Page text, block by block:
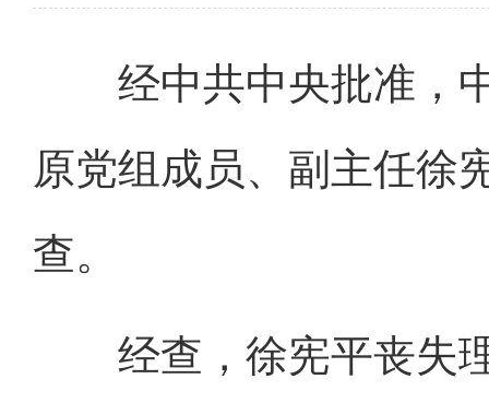
经中共中央批准，中
原党组成员、副主任徐
查。
经查，徐宪平丧失理